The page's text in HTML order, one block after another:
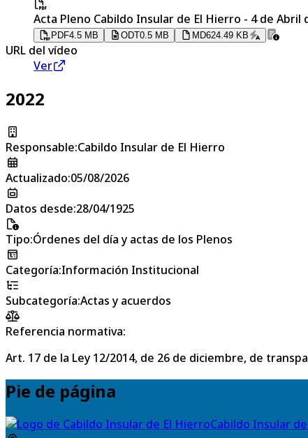
Acta Pleno Cabildo Insular de El Hierro - 4 de Abril
PDF4.5 MB ODT0.5 MB MD624.49 KB
URL del vídeo
Ver
2022
Responsable:Cabildo Insular de El Hierro
Actualizado:05/08/2026
Datos desde:28/04/1925
Tipo:Órdenes del día y actas de los Plenos
Categoría:Información Institucional
Subcategoría:Actas y acuerdos
Referencia normativa:
Art. 17 de la Ley 12/2014, de 26 de diciembre, de
Pie de página
Cabildo Insular